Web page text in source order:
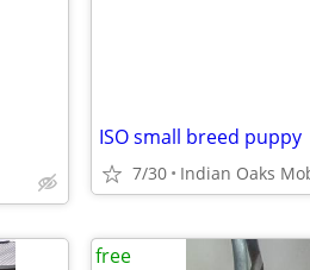
ISO small breed puppy
7/30
free